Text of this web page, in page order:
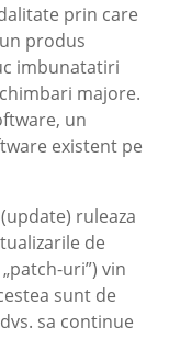
prin care
produs
imbunatatiri
majore.
un
existent pe
ruleaza
de
uri”) vin
sunt de
sa continue